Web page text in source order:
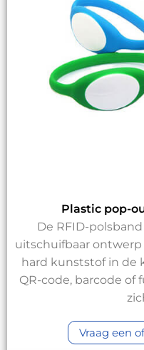
Plastic pop-
De RFID-
uitschuifbaar
hard kunststof in de
QR-code, barcode
Vraag een